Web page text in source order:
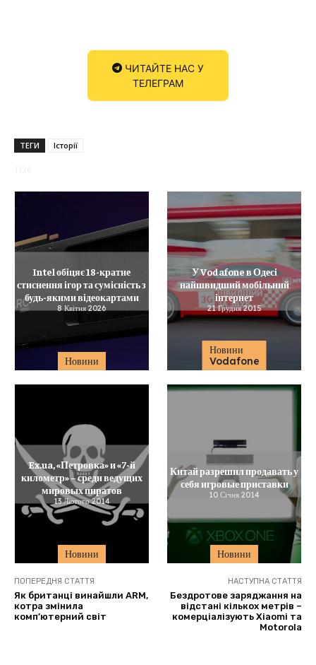
ЧИТАЙТЕ НАС У
ТЕЛЕГРАМ
ТЕГИ Історії
Новини
Intel обіцяє 18-кратне
стиснення ігор та сумісність з
будь-якими відеокартами
8 Квітня 2026
Новини
Vodafone
У Vodafone в Одесі
найшвидший мобільний
інтернет
21 Грудня 2015
Новини
Ex.ua, «Петровка» и «7-й
километр» – среди ведущих
мировых пиратов
13 Лютого 2014
Новини
Китай разрешил продавать у
себя игровые приставки
10 Січня 2014
ПОПЕРЕДНЯ СТАТТЯ
Як британці винайшли ARM,
котра змінила
комп’ютерний світ
НАСТУПНА СТАТТЯ
Бездротове заряджання на
відстані кількох метрів –
комерціалізують Xiaomi та
Motorola